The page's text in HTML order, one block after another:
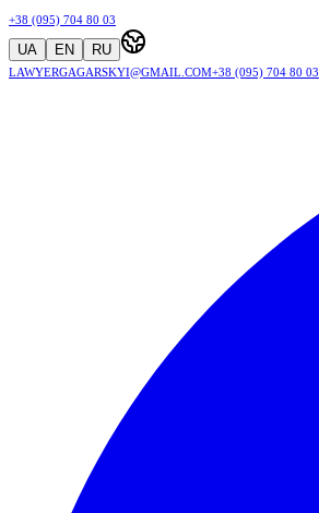
+38 (095) 704 80 03
UA EN RU
lawyergagarskyi@gmail.com+38 (095) 704 80 03